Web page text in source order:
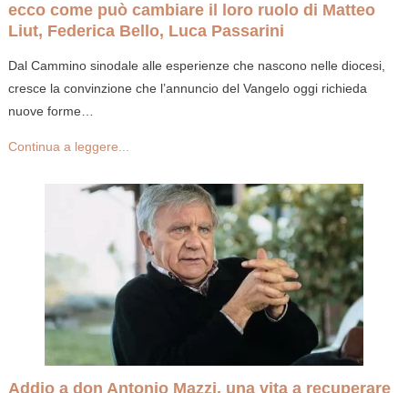
ecco come può cambiare il loro ruolo di Matteo
Liut, Federica Bello, Luca Passarini
Dal Cammino sinodale alle esperienze che nascono nelle diocesi,
cresce la convinzione che l’annuncio del Vangelo oggi richieda
nuove forme…
Continua a leggere...
Addio a don Antonio Mazzi, una vita a recuperare